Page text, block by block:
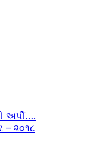
અર્પી….
– ૨૦૧૮